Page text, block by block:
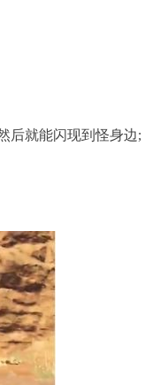
后就能闪现到怪身边;